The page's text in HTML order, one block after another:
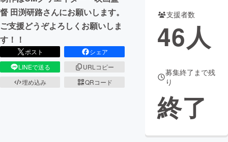
督 田渕研路さんにお願いします。
ご支援どうぞよろしくお願いしま
す！！
ポスト
シェア
LINEで送る
URLコピー
埋め込み
QRコード
支援者数
46人
募集終了まで残
り
終了